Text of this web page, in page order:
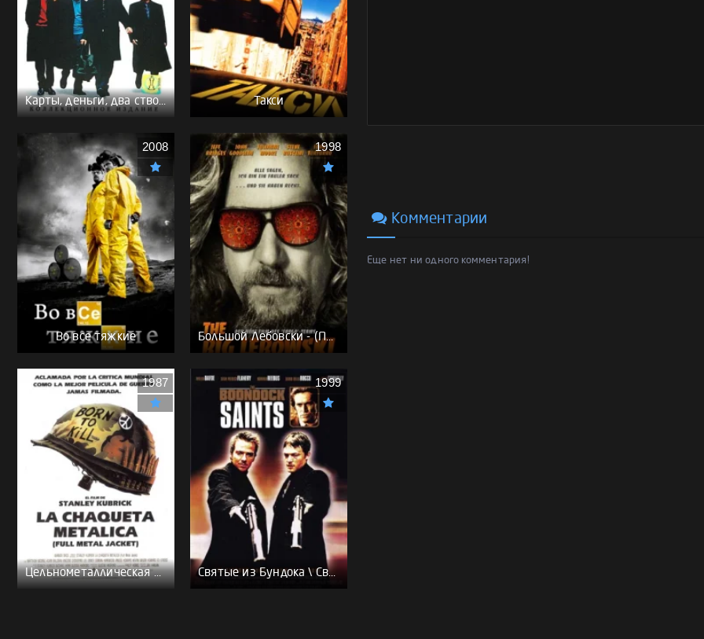
Карты, деньги, два ствола - (Перевод Гоблина) Такси
Во все тяжкие
2008
Большой Лебовски - (Перевод Гоблина)
1998
Цельнометаллическая оболочка - (Перевод Гоблина)
1987
Святые из Бундока \ Святые из трущоб - (Перевод Гоблина)
1999
Комментарии
Еще нет ни одного комментария!